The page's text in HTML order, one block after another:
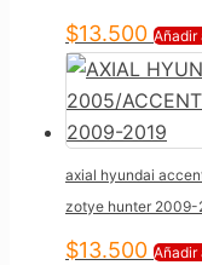
$13.500 Añadir
axial hyundai
zotye hunter 2009-
$13.500 Añadir